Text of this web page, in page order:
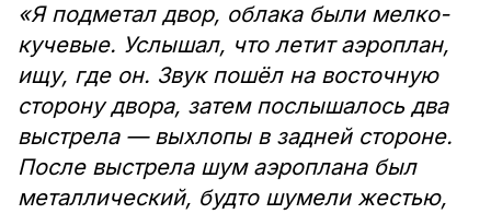
«Я подметал двор, облака были мелко-
кучевые. Услышал, что летит аэроплан,
ищу, где он. Звук пошёл на восточную
сторону двора, затем послышалось два
выстрела — выхлопы в задней стороне.
После выстрела шум аэроплана был
металлический, будто шумели жестью,